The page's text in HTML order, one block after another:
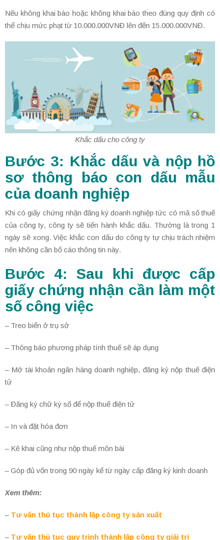
Nếu không khai báo hoặc không khai báo theo đúng quy định có
thể chịu mức phạt từ 10.000.000VNĐ lên đến 15.000.000VNĐ.
Khắc dấu cho công ty
Bước 3: Khắc dấu và nộp hồ
sơ thông báo con dấu mẫu
của doanh nghiệp
Khi có giấy chứng nhận đăng ký doanh nghiệp tức có mã số thuế
của công ty, công ty sẽ tiến hành khắc dấu. Thường là trong 1
ngày sẽ xong. Việc khắc con dấu do công ty tự chịu trách nhiệm
nên không cần bố cáo thông tin này.
Bước 4: Sau khi được cấp
giấy chứng nhận cần làm một
số công việc
– Treo biển ở trụ sở
– Thông báo phương pháp tính thuế sẽ áp dụng
– Mở tài khoản ngân hàng doanh nghiệp, đăng ký nộp thuế điện
tử
– Đăng ký chữ ký số để nộp thuế điện tử
– In và đặt hóa đơn
– Kê khai cũng như nộp thuế môn bài
– Góp đủ vốn trong 90 ngày kể từ ngày cấp đăng ký kinh doanh
Xem thêm:
– Tư vấn thủ tục thành lập công ty sản xuất
– Tư vấn thủ tục quy trình thành lập công ty giải trí